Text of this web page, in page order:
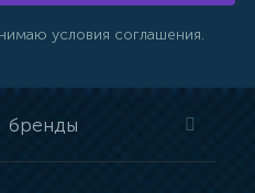
условия соглашения.
бренды